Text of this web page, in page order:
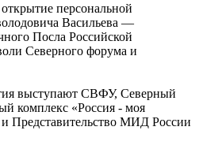
персональной
Васильева —
Посла Российской
Северного форума и
выступают СВФУ, Северный
комплекс «Россия - моя
МИД России